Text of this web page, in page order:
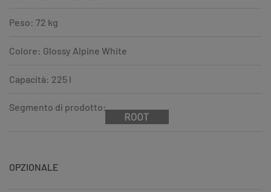
Peso: 72 kg
Colore: Glossy Alpine White
Capacità: 225 l
Segmento di prodotto:
OPZIONALE